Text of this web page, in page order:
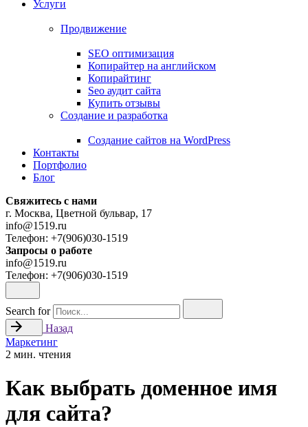
Услуги
Продвижение
SEO оптимизация
Копирайтер на английском
Копирайтинг
Seo аудит сайта
Купить отзывы
Создание и разработка
Cоздание сайтов на WordPress
Контакты
Портфолио
Блог
Свяжитесь с нами
г. Москва, Цветной бульвар, 17
info@1519.ru
Телефон: +7(906)030-1519
Запросы о работе
info@1519.ru
Телефон: +7(906)030-1519
Search for
Назад
Маркетинг
2 мин. чтения
Как выбрать доменное имя
для сайта?